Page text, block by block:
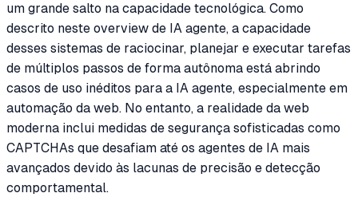
um grande salto na capacidade tecnológica. Como
descrito neste overview de IA agente, a capacidade
desses sistemas de raciocinar, planejar e executar tarefas
de múltiplos passos de forma autônoma está abrindo
casos de uso inéditos para a IA agente, especialmente em
automação da web. No entanto, a realidade da web
moderna inclui medidas de segurança sofisticadas como
CAPTCHAs que desafiam até os agentes de IA mais
avançados devido às lacunas de precisão e detecção
comportamental.